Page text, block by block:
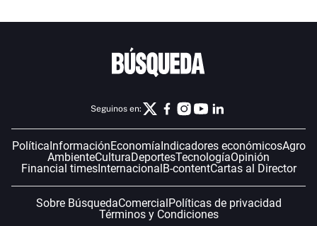
Seguinos en:
PolíticaInformaciónEconomíaIndicadores económicosAgro
AmbienteCulturaDeportesTecnologíaOpinión
Financial timesInternacionalB-contentCartas al Director
Sobre BúsquedaComercialPolíticas de privacidad
Términos y Condiciones